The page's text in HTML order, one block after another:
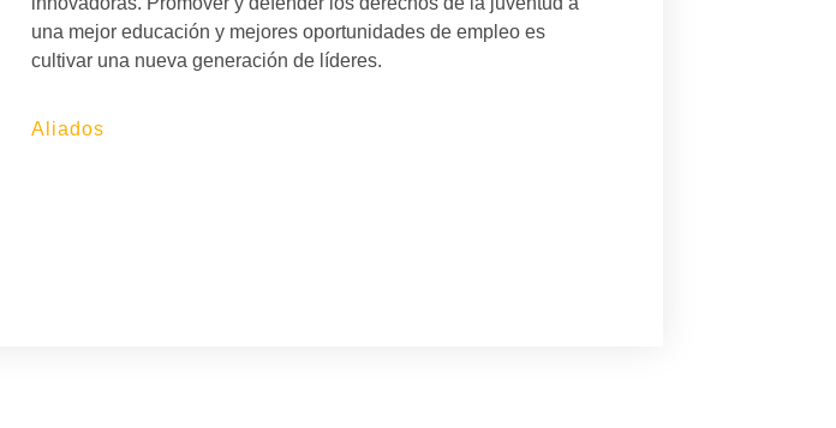
una mejor educación y mejores oportunidades de empleo es
cultivar una nueva generación de líderes.
Aliados